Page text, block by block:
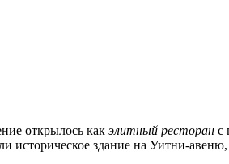
открылось как элитный ресторан с
здание на Уитни-авеню,